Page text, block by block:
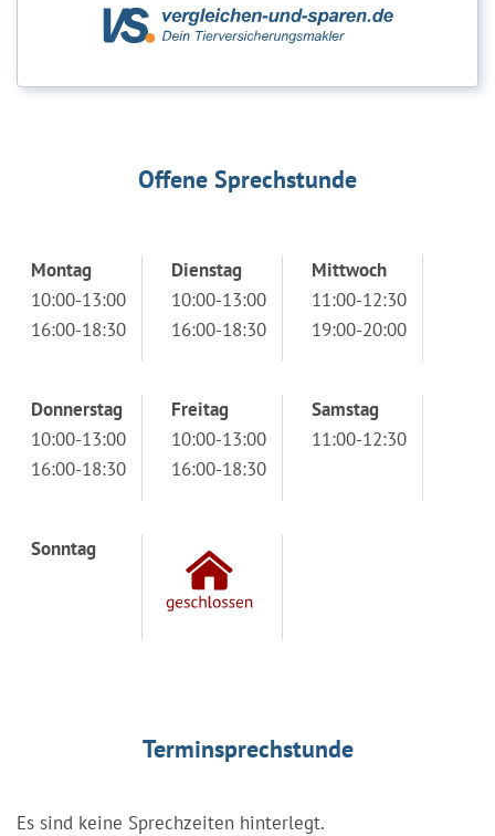
Offene Sprechstunde
Montag
10:00-13:00
16:00-18:30
Dienstag
10:00-13:00
16:00-18:30
Mittwoch
11:00-12:30
19:00-20:00
Donnerstag
10:00-13:00
16:00-18:30
Freitag
10:00-13:00
16:00-18:30
Samstag
11:00-12:30
Sonntag
Terminsprechstunde
Es sind keine Sprechzeiten hinterlegt.